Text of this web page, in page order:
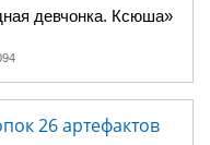
девчонка. Ксюша»